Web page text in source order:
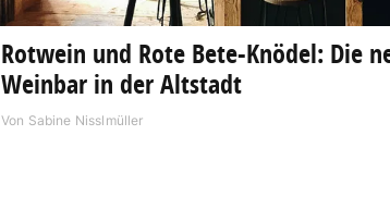
Rotwein und Rote Bete-Knödel: Die
Weinbar in der Altstadt
Von Sabine Nisslmüller